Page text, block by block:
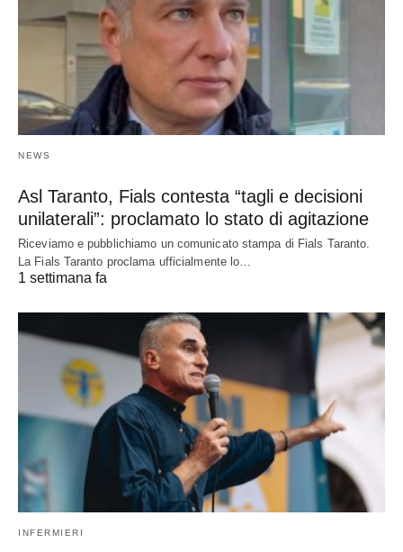
NEWS
Asl Taranto, Fials contesta “tagli e decisioni
unilaterali”: proclamato lo stato di agitazione
Riceviamo e pubblichiamo un comunicato stampa di Fials Taranto.
La Fials Taranto proclama ufficialmente lo…
1 settimana fa
INFERMIERI